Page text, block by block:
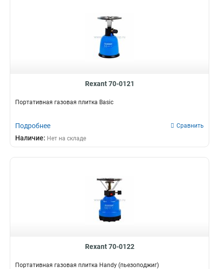
Rexant 70-0121
Портативная газовая плитка Basic
Подробнее Сравнить
Наличие: Нет на складе
Rexant 70-0122
Портативная газовая плитка Handy (пьезоподжиг)